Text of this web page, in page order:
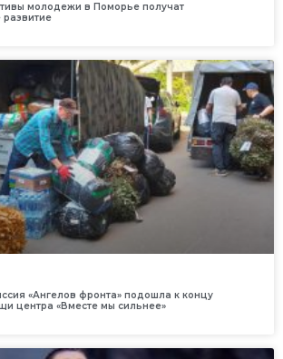
молодежи в Поморье получат
«Ангелов фронта» подошла к концу
центра «Вместе мы сильнее»